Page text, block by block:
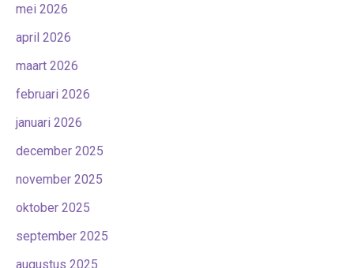
mei 2026
april 2026
maart 2026
februari 2026
januari 2026
december 2025
november 2025
oktober 2025
september 2025
augustus 2025